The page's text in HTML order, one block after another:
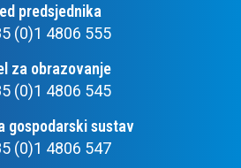
predsjednika
(0)1 4806 555
za obrazovanje
(0)1 4806 545
gospodarski sustav
(0)1 4806 547